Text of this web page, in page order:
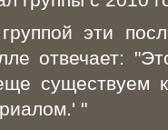
эти
отвечает:
существуем
"